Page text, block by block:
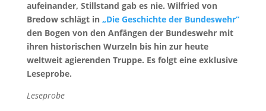
aufeinander, Stillstand gab es nie. Wilfried von
Bredow schlägt in „Die Geschichte der Bundeswehr“
den Bogen von den Anfängen der Bundeswehr mit
ihren historischen Wurzeln bis hin zur heute
weltweit agierenden Truppe. Es folgt eine exklusive
Leseprobe.
Leseprobe